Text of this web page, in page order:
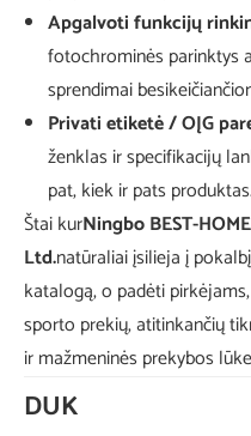
Apgalvoti funkcijų
fotochrominės parinktys
sprendimai
Privati ​​etiketė / OĮG
ženklas ir specifikacijų
pat, kiek ir pats produktas.
Štai kurNingbo BEST-
Ltd.natūraliai įsilieja į
katalogą, o padėti
sporto prekių, atitinkančių
ir mažmeninės prekybos
DUK